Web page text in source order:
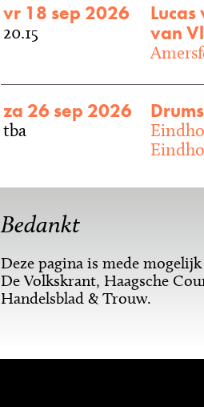
vr 18 sep 2026
20.15
van
za 26 sep 2026
tba
Bedankt
Deze pagina is mede
De Volkskrant, Haagsche
Handelsblad & Trouw.